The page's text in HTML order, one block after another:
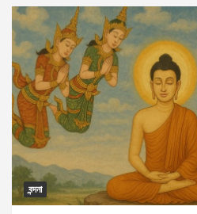
বন্দনা